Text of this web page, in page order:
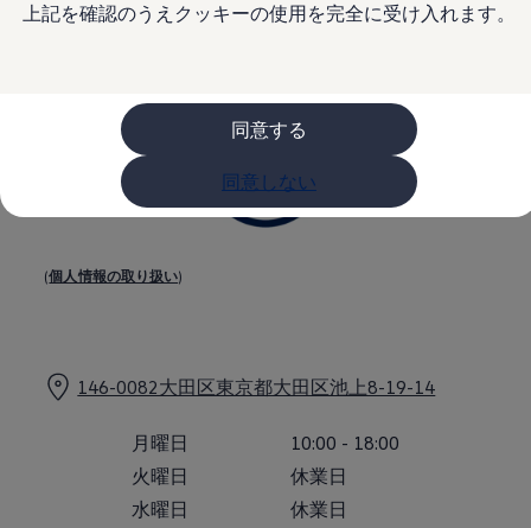
上記を確認のうえクッキーの使用を完全に受け入れます。
同意する
同意しない
レビュー動画
オファー
Golf お乗り換えを10万円補助
Tiguan 購入後、5年間の安心サポートが無償
Golf Variant お乗り換えを10万円補助
Volkswagenアンバサダープログラム
ファイナンシャルサービス
フォルクスワーゲン自動車保険プラス
Volkswagen Card
カスタマーポータル 登録・ログイン
Match Maker 登録・ログイン
補助金・エコカー優遇制度
ID.4
Golf
Golf Variant
(個人情報の取り扱い)
146-0082大田区東京都大田区池上8-19-14
月曜日 10:00 - 18:00
火曜日
休業日
水曜日
休業日